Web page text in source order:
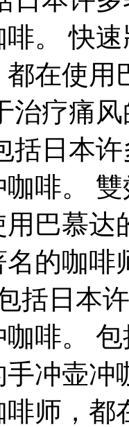
。 快
在使用
治疗痛
括日本
啡。
用巴慕
的咖啡
括日本
啡。
冲壶冲
师，都